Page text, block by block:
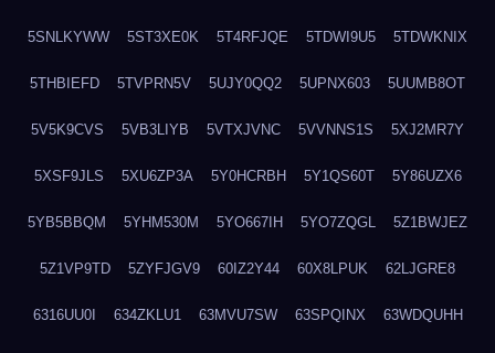
5SNLKYWW 5ST3XE0K 5T4RFJQE 5TDWI9U5 5TDWKNIX
5THBIEFD 5TVPRN5V 5UJY0QQ2 5UPNX603 5UUMB8OT
5V5K9CVS 5VB3LIYB 5VTXJVNC 5VVNNS1S 5XJ2MR7Y
5XSF9JLS 5XU6ZP3A 5Y0HCRBH 5Y1QS60T 5Y86UZX6
5YB5BBQM 5YHM530M 5YO667IH 5YO7ZQGL 5Z1BWJEZ
5Z1VP9TD 5ZYFJGV9 60IZ2Y44 60X8LPUK 62LJGRE8
6316UU0I 634ZKLU1 63MVU7SW 63SPQINX 63WDQUHH